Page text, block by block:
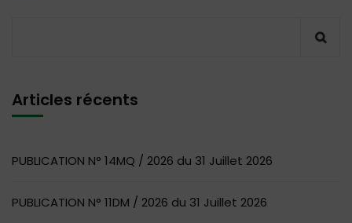
Articles récents
PUBLICATION N° 14MQ / 2026 du 31 Juillet 2026
PUBLICATION N° 11DM / 2026 du 31 Juillet 2026